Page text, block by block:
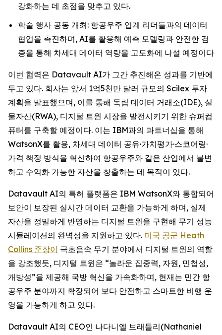
강화하는 데 초점을 맞추고 있다.
학술 행사 공동 개최: 항공우주 업계 리더들과의 데이터
협업을 촉진하며, AI를 활용해 예측 모델링과 안전한 검
증을 통해 차세대 데이터 역량을 고도화에 나설 예정이다
이번 협력은 Datavault AI가 그간 추진해온 성과를 기반에
두고 있다. 회사는 앞서 1억5천만 달러 규모의 Scilex 투자
계획을 발표했으며, 이를 통해 독립 데이터 거래소(IDE), 실
물자산(RWA), 디지털 트윈 시장을 발전시키기 위한 슈퍼컴
퓨터를 구축할 예정이다. 이는 IBM과의 파트너십을 통해
WatsonX를 활용, 차세대 데이터 공유·가치평가·스코어링·
가격 책정 방식을 혁신하여 항공우주와 같은 산업에서 불변
하고 수익화 가능한 자산을 창출하는 데 목적이 있다.
Datavault AI의 특허 플랫폼은 IBM WatsonX와 통합되어
보안이 보장된 실시간 데이터 교환을 가능하게 하며, 실제
자산을 정밀하게 반영하는 디지털 트윈을 구현해 무기 성능
시뮬레이션의 완벽성을 지원하고 있다. 미국 공군 Heath
Collins 준장이 극초음속 무기 분야에서 디지털 트윈의 역할
을 강조했듯, 디지털 트윈은 “놀라운 집중력, 자원, 민첩성,
개방성”을 제공해 국방 혁신을 가속화하며, 현재는 민간 항
공우주 분야까지 확장되어 보다 안전하고 스마트한 비행 운
영을 가능하게 하고 있다.
Datavault AI의 CEO인 나다니엘 브래들리(Nathaniel